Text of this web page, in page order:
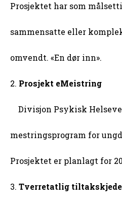
Prosjektet har som
sammensatte eller
omvendt. «En dør inn».
2. Prosjekt eMeistring
Divisjon Psykisk
mestringsprogram for
Prosjektet er planlagt for
3. Tverretatlig